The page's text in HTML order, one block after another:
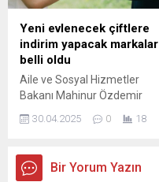
Yeni evlenecek çiftlere
indirim yapacak markalar
belli oldu
Aile ve Sosyal Hizmetler
Bakanı Mahinur Özdemir
Göktaş, imzalanan
protokolle 20 firmanın, Aile
yararlanan evlenecek
gençlere yüzde 5 ile yüzde
30.04.2025 0 18
Bir Yorum Yazın